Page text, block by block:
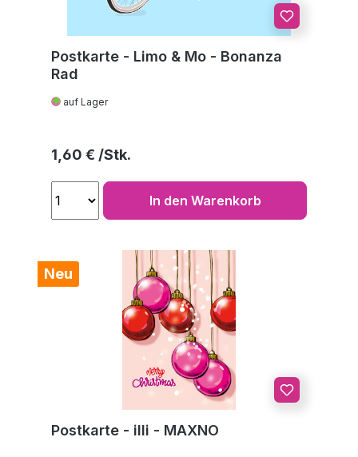
Postkarte - Limo & Mo - Bonanza
Rad
auf Lager
Regulärer Preis:
1,60 €
In den Warenkorb
Neu
Postkarte - illi - MAXNO